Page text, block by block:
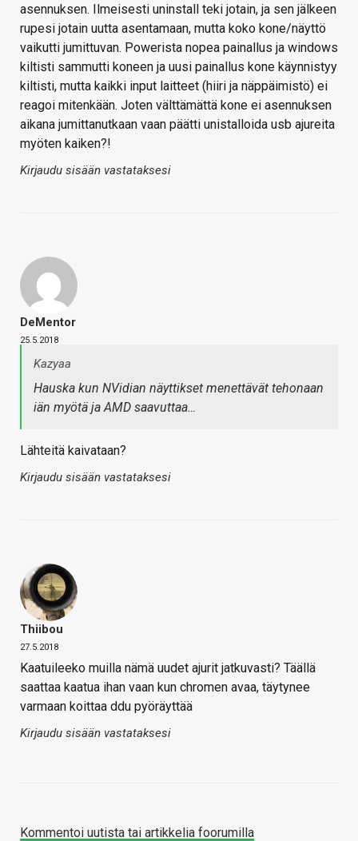
asennuksen. Ilmeisesti uninstall teki jotain, ja sen jälkeen
rupesi jotain uutta asentamaan, mutta koko kone/näyttö
vaikutti jumittuvan. Powerista nopea painallus ja windows
kiltisti sammutti koneen ja uusi painallus kone käynnistyy
kiltisti, mutta kaikki input laitteet (hiiri ja näppäimistö) ei
reagoi mitenkään. Joten välttämättä kone ei asennuksen
aikana jumittanutkaan vaan päätti unistalloida usb ajureita
myöten kaiken?!
Kirjaudu sisään vastataksesi
DeMentor
25.5.2018
Kazyaa
Hauska kun NVidian näyttikset menettävät tehonaan
iän myötä ja AMD saavuttaa…
Lähteitä kaivataan?
Kirjaudu sisään vastataksesi
Thiibou
27.5.2018
Kaatuileeko muilla nämä uudet ajurit jatkuvasti? Täällä
saattaa kaatua ihan vaan kun chromen avaa, täytynee
varmaan koittaa ddu pyöräyttää
Kirjaudu sisään vastataksesi
Kommentoi uutista tai artikkelia foorumilla